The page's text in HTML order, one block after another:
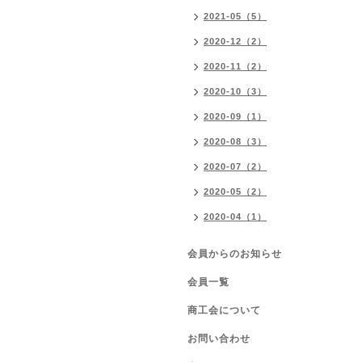
2021-05（5）
2020-12（2）
2020-11（2）
2020-10（3）
2020-09（1）
2020-08（3）
2020-07（2）
2020-05（2）
2020-04（1）
会員からのお知らせ
会員一覧
商工会について
お問い合わせ